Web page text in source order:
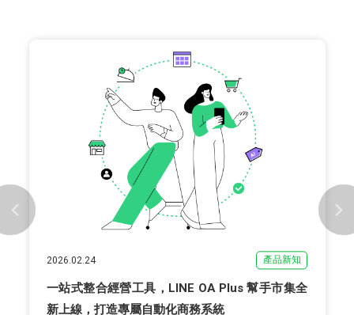
2026.02.24 產品新知
一站式整合經營工具，LINE OA Plus 幫手市集全
新上線，打造專屬自動化商務系統